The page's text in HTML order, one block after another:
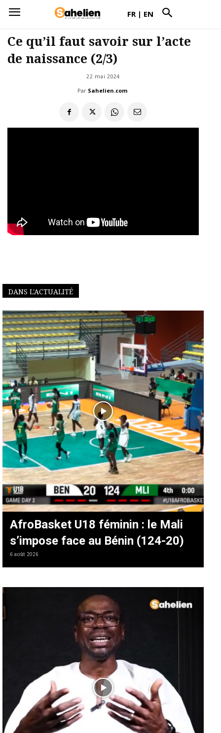
FR | EN
Ce qu’il faut savoir sur l’acte
de naissance (2/3)
22 mai 2024
Par Sahelien.com
DANS L'ACTUALITÉ
AfroBasket U18 féminin : le Mali
s’impose face au Bénin (124-20)
6 août 2026